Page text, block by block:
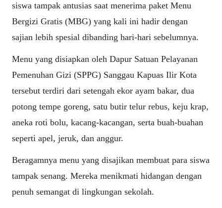
siswa tampak antusias saat menerima paket Menu
Bergizi Gratis (MBG) yang kali ini hadir dengan
sajian lebih spesial dibanding hari-hari sebelumnya.
Menu yang disiapkan oleh Dapur Satuan Pelayanan
Pemenuhan Gizi (SPPG) Sanggau Kapuas Ilir Kota
tersebut terdiri dari setengah ekor ayam bakar, dua
potong tempe goreng, satu butir telur rebus, keju krap,
aneka roti bolu, kacang-kacangan, serta buah-buahan
seperti apel, jeruk, dan anggur.
Beragamnya menu yang disajikan membuat para siswa
tampak senang. Mereka menikmati hidangan dengan
penuh semangat di lingkungan sekolah.